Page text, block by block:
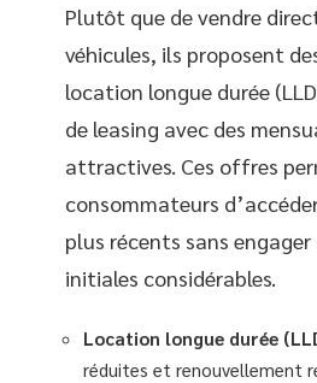
Plutôt que de vendre
véhicules, ils proposent
location longue durée
de leasing avec des
attractives. Ces offres
consommateurs
plus récents sans engager
initiales considérables.
Location longue durée
réduites et renouvellement